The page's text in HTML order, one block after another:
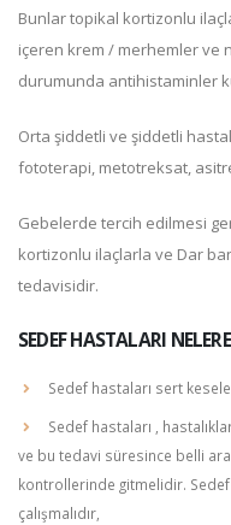
Bunlar topikal kortizonlu
içeren krem / merhemler ve
durumunda antihistaminler
Orta şiddetli ve şiddetli
fototerapi, metotreksat,
Gebelerde tercih edilmesi
kortizonlu ilaçlarla ve Dar
tedavisidir.
SEDEF HASTALARI
Sedef hastaları sert
Sedef hastaları ,
ve bu tedavi süresince belli
kontrollerinde gitmelidir.
çalışmalıdır,